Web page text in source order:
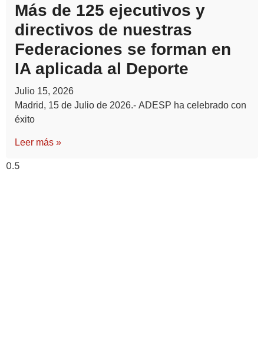
Más de 125 ejecutivos y
directivos de nuestras
Federaciones se forman en
IA aplicada al Deporte
Julio 15, 2026
Madrid, 15 de Julio de 2026.- ADESP ha celebrado con
éxito
Leer más »